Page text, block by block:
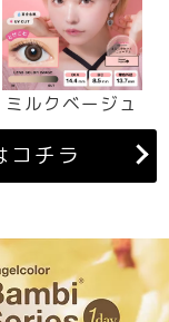
ミルクベージュ
コチラ